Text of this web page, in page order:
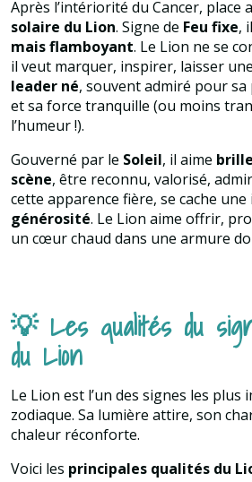
Après l’intériorité du Cancer, place
solaire du Lion. Signe de Feu fixe,
mais flamboyant. Le Lion ne se
il veut marquer, inspirer, laisser
leader né, souvent admiré pour
et sa force tranquille (ou moins
l’humeur !).
Gouverné par le Soleil, il aime
scène, être reconnu, valorisé,
cette apparence fière, se cache une
générosité. Le Lion aime offrir,
un cœur chaud dans une armure
💡 Les qualités du
du Lion
Le Lion est l’un des signes les
zodiaque. Sa lumière attire, son
chaleur réconforte.
Voici les principales qualités du